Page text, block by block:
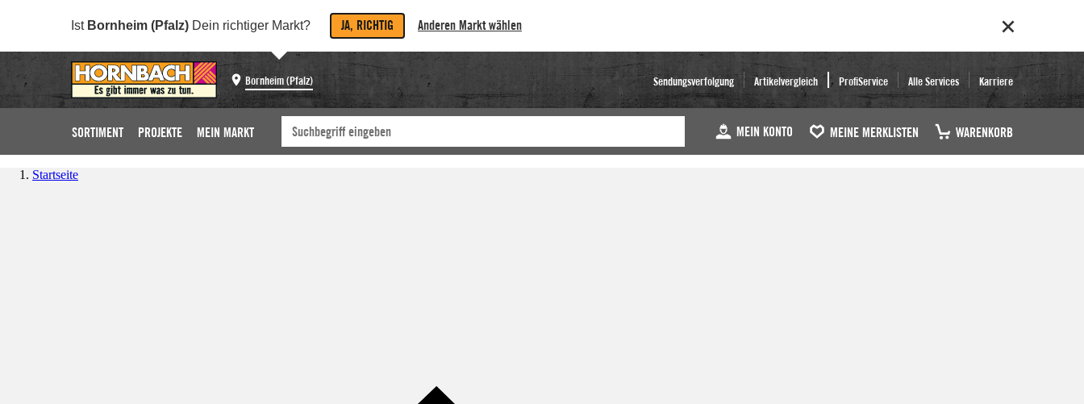
Ist Bornheim (Pfalz) Dein richtiger Markt? JA, RICHTIG Anderen Markt wählen
Bornheim (Pfalz) Sendungsverfolgung Artikelvergleich ProfiService Alle Services Karriere
SORTIMENT PROJEKTE MEIN MARKT MEIN KONTO MEINE MERKLISTEN WARENKORB
Startseite